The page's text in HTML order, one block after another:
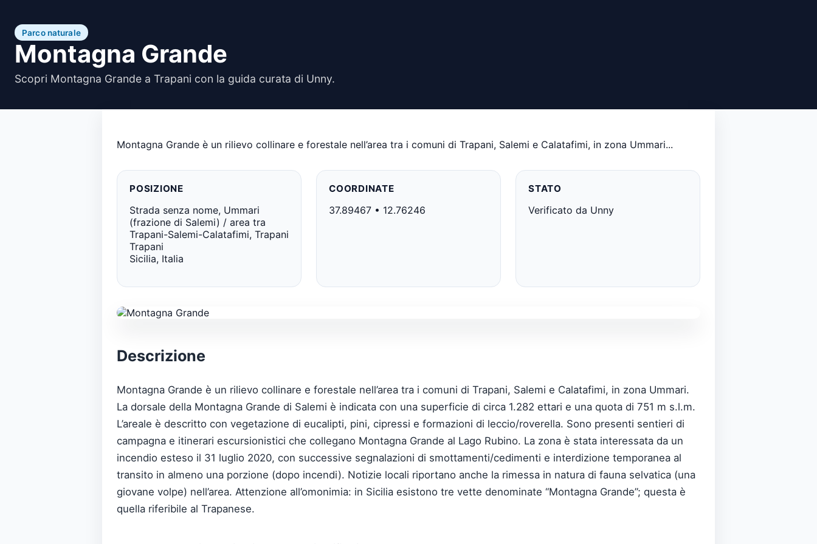
Parco naturale
Montagna Grande
Scopri Montagna Grande a Trapani con la guida curata di Unny.
Montagna Grande è un rilievo collinare e forestale nell’area tra i comuni di Trapani, Salemi e Calatafimi, in zona Ummari...
POSIZIONE
Strada senza nome, Ummari
(frazione di Salemi) / area tra
Trapani-Salemi-Calatafimi, Trapani
Trapani
Sicilia, Italia
COORDINATE
37.89467 • 12.76246
STATO
Verificato da Unny
Descrizione
Montagna Grande è un rilievo collinare e forestale nell’area tra i comuni di Trapani, Salemi e Calatafimi, in zona Ummari.
La dorsale della Montagna Grande di Salemi è indicata con una superficie di circa 1.282 ettari e una quota di 751 m s.l.m.
L’areale è descritto con vegetazione di eucalipti, pini, cipressi e formazioni di leccio/roverella. Sono presenti sentieri di
campagna e itinerari escursionistici che collegano Montagna Grande al Lago Rubino. La zona è stata interessata da un
incendio esteso il 31 luglio 2020, con successive segnalazioni di smottamenti/cedimenti e interdizione temporanea al
transito in almeno una porzione (dopo incendi). Notizie locali riportano anche la rimessa in natura di fauna selvatica (una
giovane volpe) nell’area. Attenzione all’omonimia: in Sicilia esistono tre vette denominate “Montagna Grande”; questa è
quella riferibile al Trapanese.